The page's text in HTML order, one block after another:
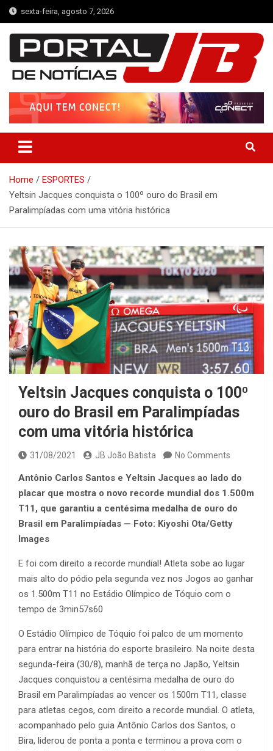
Skip
to
content
sexta-feira, agosto 7, 2026
Portal de Notícias JB
Notícias de Simplício Mendes e Região
Home
ESPORTES
Yeltsin Jacques conquista o 100º ouro do Brasil em
Paralimpíadas com uma vitória histórica
Yeltsin Jacques conquista o 100º
ouro do Brasil em Paralimpíadas
com uma vitória histórica
31/08/2021 JB João Batista No Comments
Antônio Carlos Santos e Yeltsin Jacques ao lado do
placar que mostra o novo recorde mundial dos 1.500m
T11, que garantiu a centésima medalha de ouro do
Brasil em Paralimpíadas — Foto: Kiyoshi Ota/Getty
Images
E foi com direito a recorde mundial! Atleta sobe ao lugar
mais alto do pódio pela segunda vez nos Jogos ao ganhar
os 1.500m T11 no Estádio Olímpico de Tóquio com o
tempo de 3min57s60
O Estádio Olímpico de Tóquio foi palco de um momento
para entrar na história do esporte brasileiro. Na noite desta
segunda-feira (30/8), manhã de terça no Japão, Yeltsin
Jacques conquistou a centésima medalha de ouro do
Brasil em Paralimpíadas ao vencer os 1500m T11, classe
para atletas cegos, com direito a recorde mundial. O atleta,
acompanhado pelo guia Antônio Carlos dos Santos, o
Bira, liderou de ponta a ponta e terminou a prova com o